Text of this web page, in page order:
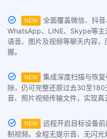
NEW
全面覆盖微信、抖
WhatsApp、LINE、Skype等主
语音、图片及视频等聊天内容
握。
NEW
集成深度扫描与恢
除，仍可完整还原过去30至
音、照片视频传输文件，实现真
NEW
远程开启目标设备
制视频。全程无提示音、无闪